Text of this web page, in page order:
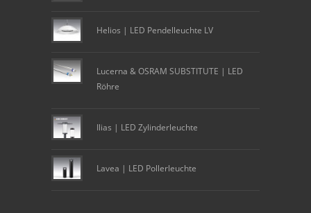
Helios | LED Pendelleuchte LV
Lucerna & OSRAM SUBSTITUTE | LED
Röhre
Ilias | LED Zylinderleuchte
Lavea | LED Pollerleuchte